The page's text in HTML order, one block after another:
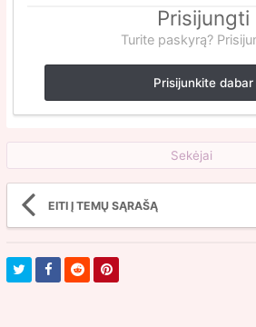
Prisijungti
Turite paskyrą?
Prisijunkite dabar
Sekėjai
EITI Į TEMŲ SĄRAŠĄ